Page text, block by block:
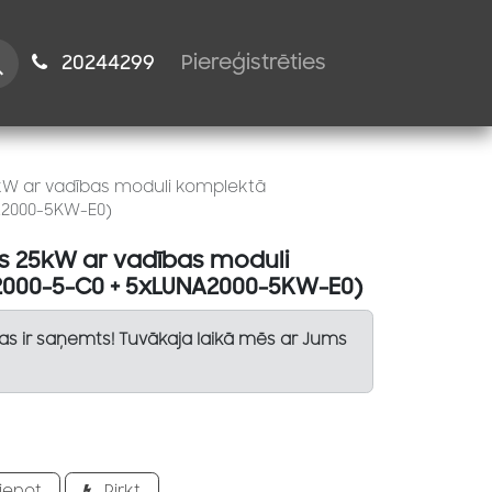
2024​​4299 Piereģistrēties
ar vadības moduli komplektā
5KW-E0)
25kW ar vadības moduli
5-C0 + 5xLUNA2000-5KW-E0)
ir saņemts! Tuvākaja laikā mēs ar Jums